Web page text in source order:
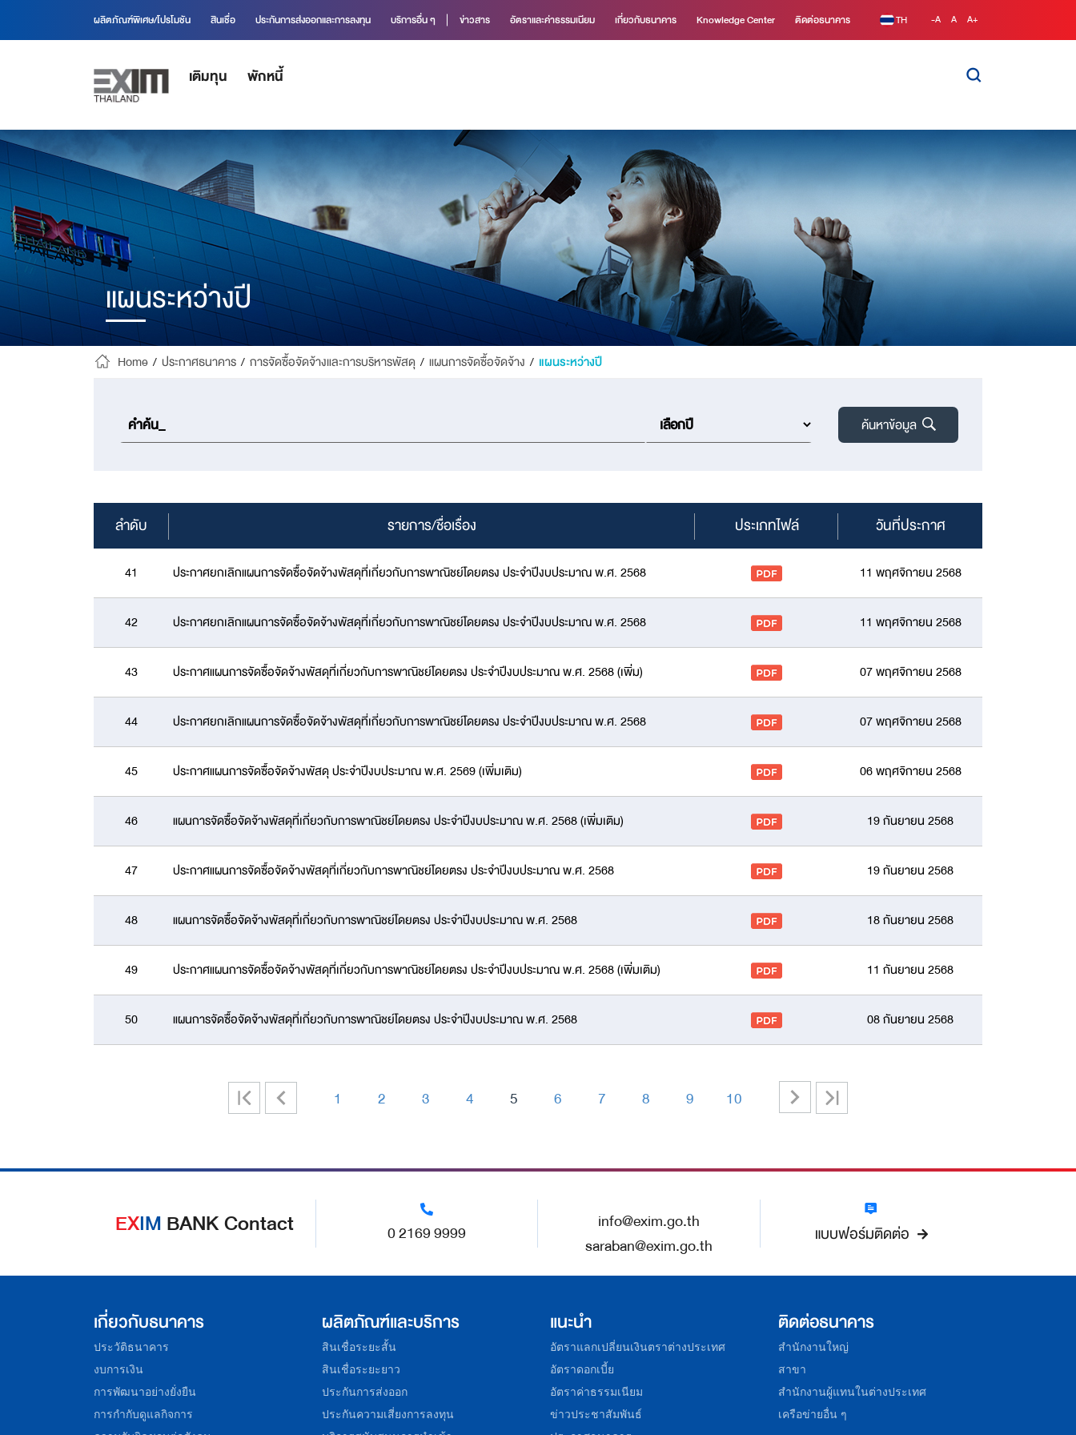
ผลิตภัณฑ์พิเศษ/โปรโมชัน สินเชื่อ ประกันการส่งออกและการลงทุน บริการอื่น ๆ ข่าวสาร อัตราและค่าธรรมเนียม เกี่ยวกับธนาคาร Knowledge Center ติดต่อธนาคาร TH -A A A+
เติมทุน พักหนี้
แผนระหว่างปี
Home / ประกาศธนาคาร / การจัดซื้อจัดจ้างและการบริหารพัสดุ / แผนการจัดซื้อจัดจ้าง / แผนระหว่างปี
ค้นหาข้อมูล
ลำดับ รายการ/ชื่อเรื่อง ประเภทไฟล์ วันที่ประกาศ
41 ประกาศยกเลิกแผนการจัดซื้อจัดจ้างพัสดุที่เกี่ยวกับการพาณิชย์โดยตรง ประจำปีงบประมาณ พ.ศ. 2568 11 พฤศจิกายน 2568
42 ประกาศยกเลิกแผนการจัดซื้อจัดจ้างพัสดุที่เกี่ยวกับการพาณิชย์โดยตรง ประจำปีงบประมาณ พ.ศ. 2568 11 พฤศจิกายน 2568
43 ประกาศแผนการจัดซื้อจัดจ้างพัสดุที่เกี่ยวกับการพาณิชย์โดยตรง ประจำปีงบประมาณ พ.ศ. 2568 (เพิ่ม) 07 พฤศจิกายน 2568
44 ประกาศยกเลิกแผนการจัดซื้อจัดจ้างพัสดุที่เกี่ยวกับการพาณิชย์โดยตรง ประจำปีงบประมาณ พ.ศ. 2568 07 พฤศจิกายน 2568
45 ประกาศแผนการจัดซื้อจัดจ้างพัสดุ ประจำปีงบประมาณ พ.ศ. 2569 (เพิ่มเติม) 06 พฤศจิกายน 2568
46 แผนการจัดซื้อจัดจ้างพัสดุที่เกี่ยวกับการพาณิชย์โดยตรง ประจำปีงบประมาณ พ.ศ. 2568 (เพิ่มเติม) 19 กันยายน 2568
47 ประกาศแผนการจัดซื้อจัดจ้างพัสดุที่เกี่ยวกับการพาณิชย์โดยตรง ประจำปีงบประมาณ พ.ศ. 2568 19 กันยายน 2568
48 แผนการจัดซื้อจัดจ้างพัสดุที่เกี่ยวกับการพาณิชย์โดยตรง ประจำปีงบประมาณ พ.ศ. 2568 18 กันยายน 2568
49 ประกาศแผนการจัดซื้อจัดจ้างพัสดุที่เกี่ยวกับการพาณิชย์โดยตรง ประจำปีงบประมาณ พ.ศ. 2568 (เพิ่มเติม) 11 กันยายน 2568
50 แผนการจัดซื้อจัดจ้างพัสดุที่เกี่ยวกับการพาณิชย์โดยตรง ประจำปีงบประมาณ พ.ศ. 2568 08 กันยายน 2568
<
1 2 3 4 5 6 7 8 9 10 >
EXIMBANK Contact 0 2169 9999
info@exim.go.th
saraban@exim.go.th
แบบฟอร์มติดต่อ
เกี่ยวกับธนาคาร
ประวัติธนาคาร
งบการเงิน
การพัฒนาอย่างยั่งยืน
การกำกับดูแลกิจการ
ผลิตภัณฑ์และบริการ
สินเชื่อระยะสั้น
สินเชื่อระยะยาว
ประกันการส่งออก
ประกันความเสี่ยงการลงทุน
แนะนำ
อัตราแลกเปลี่ยนเงินตราต่างประเทศ
อัตราดอกเบี้ย
อัตราค่าธรรมเนียม
ข่าวประชาสัมพันธ์
ติดต่อธนาคาร
สำนักงานใหญ่
สาขา
สำนักงานผู้แทนในต่างประเทศ
เครือข่ายอื่น ๆ